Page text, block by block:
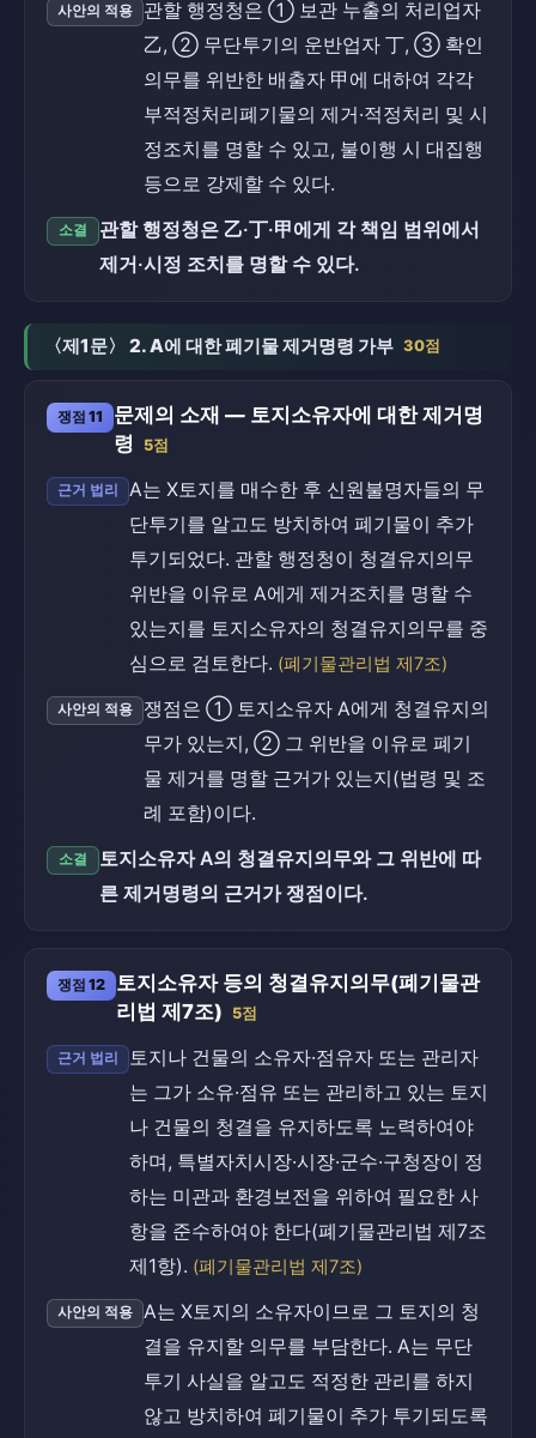
사안의 적용
관할 행정청은 ① 보관 누출의 처리업자
乙, ② 무단투기의 운반업자 丁, ③ 확인
의무를 위반한 배출자 甲에 대하여 각각
부적정처리폐기물의 제거·적정처리 및 시
정조치를 명할 수 있고, 불이행 시 대집행
등으로 강제할 수 있다.
소결
관할 행정청은 乙·丁·甲에게 각 책임 범위에서
제거·시정 조치를 명할 수 있다.
〈제1문〉 2. A에 대한 폐기물 제거명령 가부 30점
쟁점 11
문제의 소재 — 토지소유자에 대한 제거명
령 5점
근거 법리
A는 X토지를 매수한 후 신원불명자들의 무
단투기를 알고도 방치하여 폐기물이 추가
투기되었다. 관할 행정청이 청결유지의무
위반을 이유로 A에게 제거조치를 명할 수
있는지를 토지소유자의 청결유지의무를 중
심으로 검토한다. (폐기물관리법 제7조)
사안의 적용
쟁점은 ① 토지소유자 A에게 청결유지의
무가 있는지, ② 그 위반을 이유로 폐기
물 제거를 명할 근거가 있는지(법령 및 조
례 포함)이다.
소결
토지소유자 A의 청결유지의무와 그 위반에 따
른 제거명령의 근거가 쟁점이다.
쟁점 12
토지소유자 등의 청결유지의무(폐기물관
리법 제7조) 5점
근거 법리
토지나 건물의 소유자·점유자 또는 관리자
는 그가 소유·점유 또는 관리하고 있는 토지
나 건물의 청결을 유지하도록 노력하여야
하며, 특별자치시장·시장·군수·구청장이 정
하는 미관과 환경보전을 위하여 필요한 사
항을 준수하여야 한다(폐기물관리법 제7조
제1항). (폐기물관리법 제7조)
사안의 적용
A는 X토지의 소유자이므로 그 토지의 청
결을 유지할 의무를 부담한다. A는 무단
투기 사실을 알고도 적정한 관리를 하지
않고 방치하여 폐기물이 추가 투기되도록